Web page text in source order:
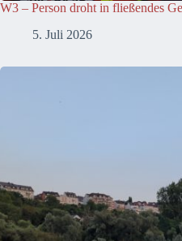
W3 – Person droht in fließendes
5. Juli 2026